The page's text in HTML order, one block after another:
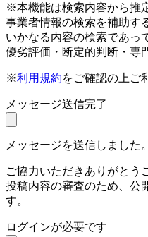
※本機能は検索内容から推
事業者情報の検索を補助す
いかなる内容の検索であっ
優劣評価・断定的判断・専
※利用規約をご確認の上ご
メッセージ送信完了
メッセージを送信しました。
ご協力いただきありがとう
投稿内容の審査のため、公
す。
ログインが必要です